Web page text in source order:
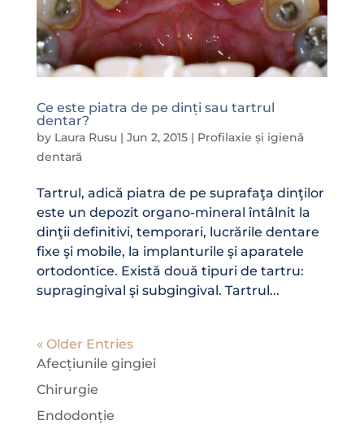
Ce este piatra de pe dinți sau tartrul
dentar?
by Laura Rusu| Jun 2, 2015| Profilaxie și igienă
dentară
Tartrul, adică piatra de pe suprafaţa dinţilor
este un depozit organo-mineral întâlnit la
dinţii definitivi, temporari, lucrările dentare
fixe şi mobile, la implanturile şi aparatele
ortodontice. Există două tipuri de tartru:
supragingival şi subgingival. Tartrul...
« Older Entries
Afecțiunile gingiei
Chirurgie
Endodonție